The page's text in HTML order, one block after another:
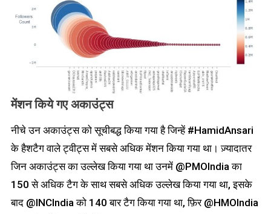
मेंशन किये गए अकाउंट्स
नीचे उन अकाउंट्स को सूचीबद्ध किया गया है जिन्हें #HamidAnsari
के हैशटैग वाले ट्वीट्स में सबसे अधिक मेंशन किया गया था। ज़्यादातर
जिन अकाउंट्स का उल्लेख किया गया था उनमें @PMOIndia का
150 से अधिक टैग के साथ सबसे अधिक उल्लेख किया गया था, इसके
बाद @INCIndia को 140 बार टैग किया गया था, फ़िर @HMOIndia